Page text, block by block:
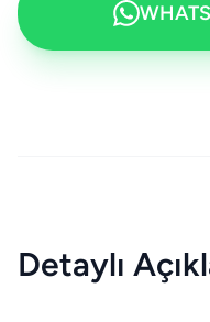
Detaylı